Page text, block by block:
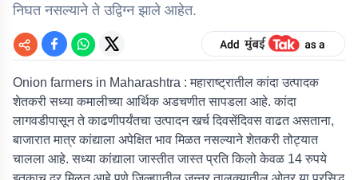
निघत नसल्याने ते उद्विग्न झाले आहेत.
Onion farmers in Maharashtra : महाराष्ट्रातील कांदा उत्पादक
शेतकरी सध्या कमालीच्या आर्थिक अडचणीत सापडला आहे. कांदा
लागवडीपासून ते काढणीपर्यंतचा उत्पादन खर्च दिवसेंदिवस वाढत असताना,
बाजारात मात्र कांद्याला अपेक्षित भाव मिळत नसल्याने शेतकरी तोट्यात
चालला आहे. सध्या कांद्याला जास्तीत जास्त प्रति किलो केवळ 14 रुपये